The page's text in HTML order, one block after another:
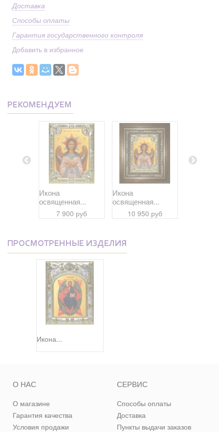
Доставка
Способы оплаты
Гарантия государственного контроля
Добавить в избранное
РЕКОМЕНДУЕМ
Икона
освященная...
7 900 руб
Икона
освященная...
10 950 руб
ПРОСМОТРЕННЫЕ ИЗДЕЛИЯ
Икона...
О НАС
О магазине
Гарантия качества
Условия продажи
СЕРВИС
Способы оплаты
Доставка
Пункты выдачи заказов